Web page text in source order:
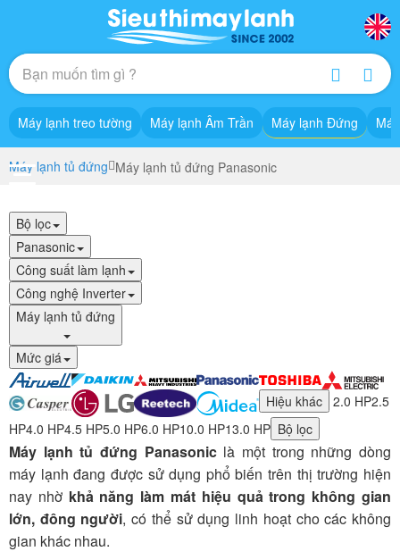
Máy lạnh treo tường Máy lạnh Âm Trần Máy lạnh Đứng
Máy lạnh tủ đứng Máy lạnh tủ đứng Panasonic
Bộ lọc
Panasonic
Công suất làm lạnh
Công nghệ Inverter
Máy lạnh tủ đứng
Mức giá
Hiệu khác 2.0 HP2.5
HP4.0 HP4.5 HP5.0 HP6.0 HP10.0 HP13.0 HP Bộ lọc
Máy lạnh tủ đứng Panasoniclà một trong những dòng
máy lạnh đang được sử dụng phổ biến trên thị trường hiện
nay nhờ khả năng làm mát hiệu quả trong không gian
lớn, đông người, có thể sử dụng linh hoạt cho các không
gian khác nhau.